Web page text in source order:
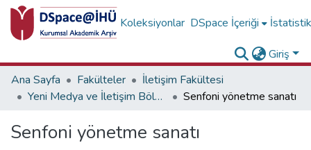
Koleksiyonlar DSpace İçeriği
Giriş
Ana Sayfa
Fakülteler
İletişim Fakültesi
Yeni Medya ve İletişim Bölümü Koleksiyonu
Senfoni yönetme sanatı
Senfoni yönetme sanatı